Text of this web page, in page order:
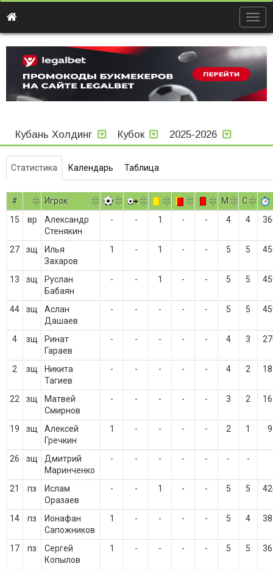
Кубань Холдинг Кубок 2025-2026
Статистика Календарь Таблица
# Игрок M
С
15
вр
Александр
Стенякин
- - 1 - - 4 4
27 зщ
Илья
Захаров
1 - 1 - - 5 5
13 зщ
Руслан
Бабаян
- - 1 - - 5 5
44 зщ
Аслан
Дашаев
- - - - - 5 5
4 зщ
Ринат
Гараев
- - - - - 4 3
2 зщ
Никита
Тагиев
- - - - - 4 2
22 зщ
Матвей
Смирнов
- - - - - 3 2
19 зщ
Алексей
Гречкин
1 - - - - 2 1
26 зщ
Дмитрий
Маринченко
- - - - - - -
21 пз
Ислам
Оразаев
- - 1 - - 5 5
14 пз
Ионафан
Сапожников
1 - - - - 5 4
17 пз
Сергей
Копылов
1 - - - - 5 5